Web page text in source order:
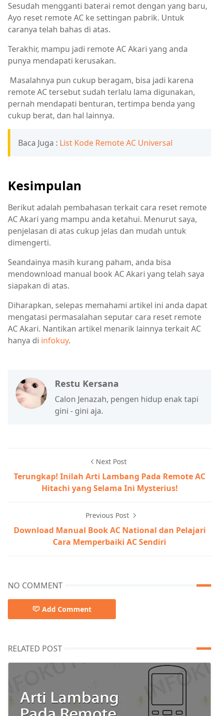
Sesudah mengganti baterai remot dengan yang baru,
Ayo reset remote AC ke settingan pabrik. Untuk
caranya telah bahas di atas.
Terakhir, mampu jadi remote AC Akari yang anda
punya mendapati kerusakan.
Masalahnya pun cukup beragam, bisa jadi karena
remote AC tersebut sudah terlalu lama digunakan,
pernah mendapati benturan, tertimpa benda yang
cukup berat, dan hal lainnya.
Baca Juga : List Kode Remote AC Universal
Kesimpulan
Berikut adalah pembahasan terkait cara reset remote
AC Akari yang mampu anda ketahui. Menurut saya,
penjelasan di atas cukup jelas dan mudah untuk
dimengerti.
Seandainya masih kurang paham, anda bisa
mendownload manual book AC Akari yang telah saya
siapakan di atas.
Diharapkan, selepas memahami artikel ini anda dapat
mengatasi permasalahan seputar cara reset remote
AC Akari. Nantikan artikel menarik lainnya terkait AC
hanya di infokuy.
Restu Kersana
Calon Jenazah, pengen hidup enak tapi
gini - gini aja.
Next Post
Terungkap! Inilah Arti Lambang Pada Remote AC
Hitachi yang Selama Ini Mysterius!
Previous Post
Download Manual Book AC National dan Pelajari
Cara Memperbaiki AC Sendiri
NO COMMENT
Add Comment
RELATED POST